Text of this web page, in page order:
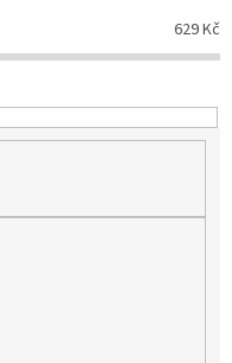
629Kč